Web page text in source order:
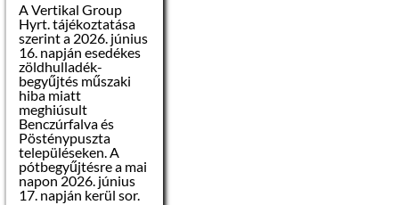
A Vertikal Group
Hyrt. tájékoztatása
szerint a 2026. június
16. napján esedékes
zöldhulladék-
begyűjtés műszaki
hiba miatt
meghiúsult
Benczúrfalva és
Pösténypuszta
településeken. A
pótbegyűjtésre a mai
napon 2026. június
17. napján kerül sor.